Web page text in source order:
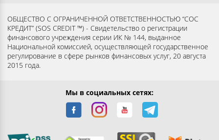
Вернуть кредит
Вопросы и ответы
Партнерам
Раскрытие информации
Контакты
Согласие субъекта на
обработку персональных
ОБЩЕСТВО С ОГРАНИЧЕННОЙ ОТВЕТСТВЕННОСТЬЮ “СОС
КРЕДИТ” (SOS CREDIT ™) - Свидетельство о регистрации
финансового учреждения серии ИК № 144, выданное
Национальной комиссией, осуществляющей государственное
регулирование в сфере рынков финансовых услуг, 20 августа
2015 года.
Мы в социальных сетях: